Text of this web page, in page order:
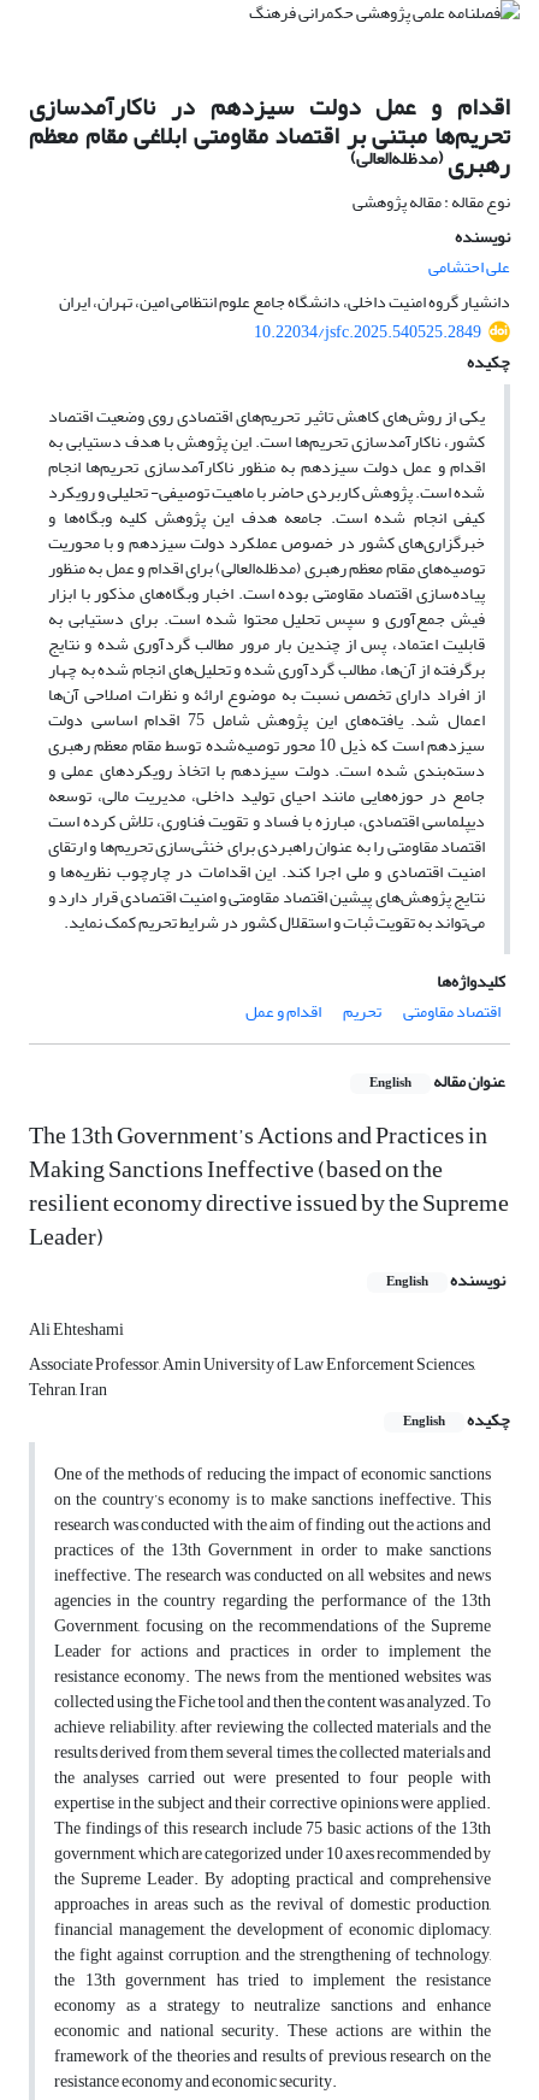
اقدام و عمل دولت سیزدهم در ناکارآمدسازی
تحریم‌ها مبتنی بر اقتصاد مقاومتی ابلاغی مقام معظم
رهبری(مدظله‌العالی)
نوع مقاله : مقاله پژوهشی
نویسنده
علی احتشامی
دانشیار گروه امنیت داخلی، دانشگاه جامع علوم انتظامی امین، تهران، ایران
10.22034/jsfc.2025.540525.2849
چکیده
یکی از روش‌های کاهش تاثیر تحریم‌های اقتصادی روی وضعیت اقتصاد
کشور، ناکارآمدسازی تحریم‌ها است. این پژوهش با هدف دستیابی به
اقدام و عمل دولت سیزدهم به منظور ناکارآمدسازی تحریم‌ها انجام
شده است. پژوهش کاربردی حاضر با ماهیت توصیفی- تحلیلی و رویکرد
کیفی انجام شده است. جامعه هدف این پژوهش کلیه وبگاه‌ها و
خبرگزاری‌های کشور در خصوص عملکرد دولت سیزدهم و با محوریت
توصیه‌های مقام معظم رهبری (مدظله‌العالی) برای اقدام و عمل به منظور
پیاده‌سازی اقتصاد مقاومتی بوده است. اخبار وبگاه‌های مذکور با ابزار
فیش‌ جمع‌آوری و سپس تحلیل محتوا شده است. برای دستیابی به
قابلیت اعتماد، پس از چندین بار مرور مطالب گردآوری شده و نتایج
برگرفته از آن‌ها، مطالب گردآوری شده و تحلیل‌های انجام شده به چهار
از افراد دارای تخصص نسبت به موضوع ارائه و نظرات اصلاحی آن‌ها
اعمال شد. یافته‌های این پژوهش شامل 75 اقدام اساسی دولت
سیزدهم است که ذیل 10 محور توصیه‌شده توسط مقام‌ معظم رهبری
دسته‌بندی شده است. دولت سیزدهم با اتخاذ رویکردهای عملی و
جامع در حوزه‌هایی مانند احیای تولید داخلی، مدیریت مالی، توسعه
دیپلماسی اقتصادی، مبارزه با فساد و تقویت فناوری، تلاش کرده است
اقتصاد مقاومتی را به عنوان راهبردی برای خنثی‌سازی تحریم‌ها و ارتقای
امنیت اقتصادی و ملی اجرا کند. این اقدامات در چارچوب نظریه‌ها و
نتایج پژوهش‌های پیشین اقتصاد مقاومتی و امنیت اقتصادی قرار دارد و
می‌تواند به تقویت ثبات و استقلال کشور در شرایط تحریم کمک نماید.
کلیدواژه‌ها
اقتصاد مقاومتی
تحریم اقدام و عمل
عنوان مقاله English
The 13th Government’s Actions and Practices in
Making Sanctions Ineffective (based on the
resilient economy directive issued by the Supreme
Leader)
نویسنده English
Ali Ehteshami
Associate Professor, Amin University of Law Enforcement Sciences,
Tehran, Iran
چکیده
English
One of the methods of reducing the impact of economic sanctions
on the country’s economy is to make sanctions ineffective. This
research was conducted with the aim of finding out the actions and
practices of the 13th Government in order to make sanctions
ineffective. The research was conducted on all websites and news
agencies in the country regarding the performance of the 13th
Government, focusing on the recommendations of the Supreme
Leader for actions and practices in order to implement the
resistance economy. The news from the mentioned websites was
collected using the Fiche tool and then the content was analyzed. To
achieve reliability, after reviewing the collected materials and the
results derived from them several times, the collected materials and
the analyses carried out were presented to four people with
expertise in the subject and their corrective opinions were applied.
The findings of this research include 75 basic actions of the 13th
government, which are categorized under 10 axes recommended by
the Supreme Leader. By adopting practical and comprehensive
approaches in areas such as the revival of domestic production,
financial management, the development of economic diplomacy,
the fight against corruption, and the strengthening of technology,
the 13th government has tried to implement the resistance
economy as a strategy to neutralize sanctions and enhance
economic and national security. These actions are within the
framework of the theories and results of previous research on the
resistance economy and economic security.